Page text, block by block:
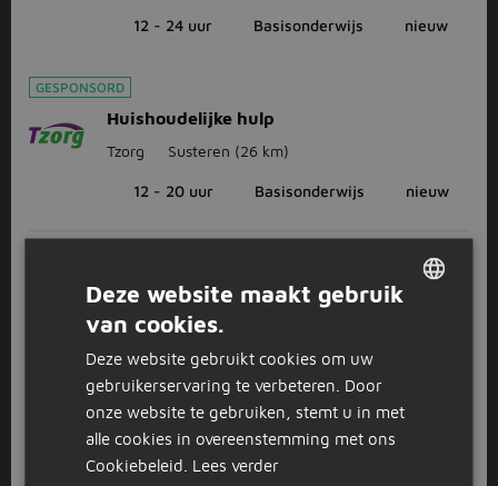
12 - 24 uur Basisonderwijs nieuw
GESPONSORD
Huishoudelijke hulp
Tzorg Susteren (26 km)
12 - 20 uur Basisonderwijs nieuw
recent gesloten vacatures
Deze website maakt gebruik
van cookies.
Deze website gebruikt cookies om uw
gebruikerservaring te verbeteren. Door
onze website te gebruiken, stemt u in met
alle cookies in overeenstemming met ons
Cookiebeleid. Lees verder